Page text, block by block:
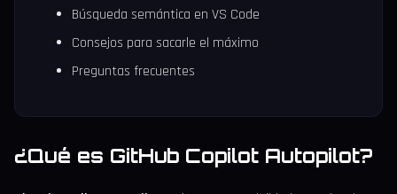
Búsqueda semántica en VS Code
Consejos para sacarle el máximo
Preguntas frecuentes
¿Qué es GitHub Copilot Autopilot?